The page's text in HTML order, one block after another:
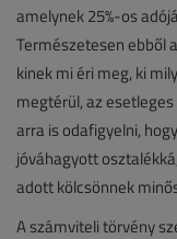
amelynek 25%-os
Természetesen ebből
kinek mi éri meg, ki
megtérül, az
arra is odafigyelni,
jóváhagyott
adott kölcsönnek
A számviteli törvény